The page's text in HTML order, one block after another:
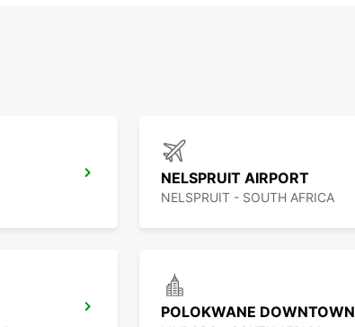
NELSPRUIT AIRPORT
NELSPRUIT - SOUTH AFRICA
POLOKWANE DOWNTOWN